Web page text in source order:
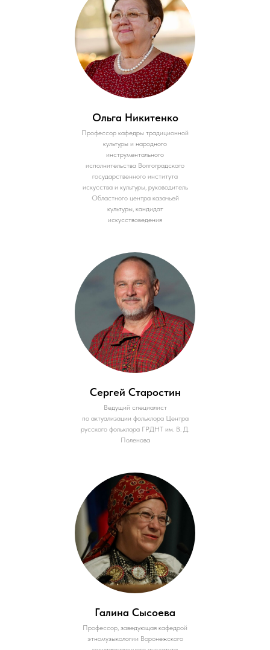
Ольга Никитенко
Профессор кафедры традиционной
культуры и народного
инструментального
исполнительства Волгоградского
государственного института
искусства и культуры, руководитель
Областного центра казачьей
культуры, кандидат
искусствоведения
Сергей Старостин
Ведущий специалист
по актуализации фольклора Центра
русского фольклора ГРДНТ им. В. Д.
Поленова
Галина Сысоева
Профессор, заведующая кафедрой
этномузыкологии Воронежского